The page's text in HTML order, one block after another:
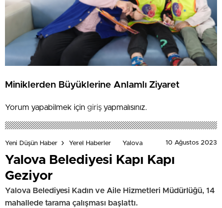
Miniklerden Büyüklerine Anlamlı Ziyaret
Yorum yapabilmek için giriş yapmalısınız.
Yeni Düşün Haber Yerel Haberler Yalova 10 Ağustos 2023
Yalova Belediyesi Kapı Kapı
Geziyor
Yalova Belediyesi Kadın ve Aile Hizmetleri Müdürlüğü, 14
mahallede tarama çalışması başlattı.